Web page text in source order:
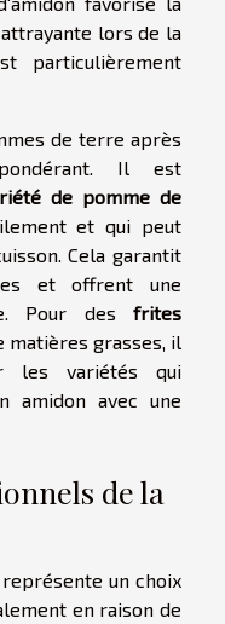
lors de la
particulièrement
de terre après
Il est
de pomme de
et qui peut
Cela garantit
et offrent une
Pour des frites
matières grasses, il
les variétés qui
amidon avec une
de la
représente un choix
en raison de